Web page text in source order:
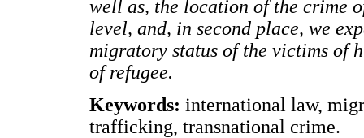
well as, the location of the crime
level, and, in second place, we
migratory status of the victims of
of refugee.
Keywords: international law,
trafficking, transnational crime.